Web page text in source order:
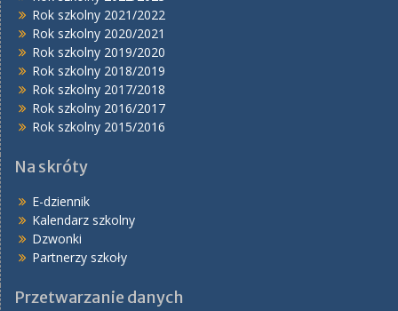
Rok szkolny 2021/2022
Rok szkolny 2020/2021
Rok szkolny 2019/2020
Rok szkolny 2018/2019
Rok szkolny 2017/2018
Rok szkolny 2016/2017
Rok szkolny 2015/2016
Na skróty
E-dziennik
Kalendarz szkolny
Dzwonki
Partnerzy szkoły
Przetwarzanie danych